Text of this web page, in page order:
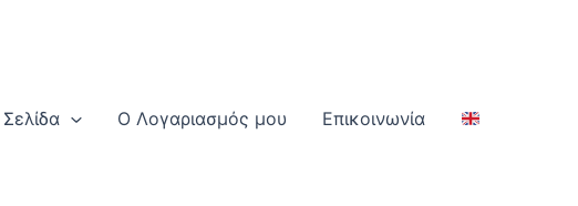
Ο Λογαριασμός μου Επικοινωνία